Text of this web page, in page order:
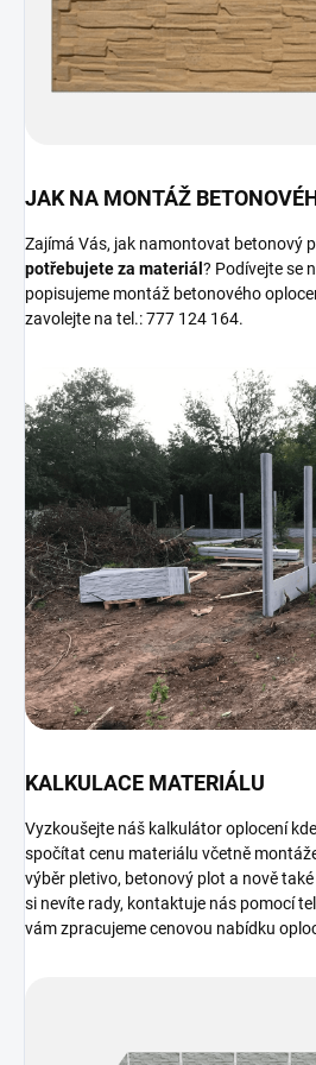
JAK NA MONTÁŽ
Zajímá Vás, jak namontovat betonový
potřebujete za materiál ? Podívejte se
popisujeme montáž betonového
zavolejte na tel.: 777 124 164.
KALKULACE MATERIÁLU
Vyzkoušejte náš kalkulátor oplocení
spočítat cenu materiálu včetně
výběr pletivo, betonový plot a nově
si nevíte rady, kontaktuje nás pomocí
vám zpracujeme cenovou nabídku